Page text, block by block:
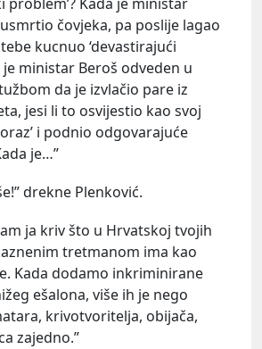
čovjeka, pa poslije lagao
kucnuo ‘devastirajući
je ministar Beroš odveden u
da je izvlačio pare iz
jesi li to osvijestio kao svoj
i podnio odgovarajuće
je…”
drekne Plenković.
ja kriv što u Hrvatskoj tvojih
tretmanom ima kao
Kada dodamo inkriminirane
ešalona, više ih je nego
krivotvoritelja, obijača,
zajedno.”